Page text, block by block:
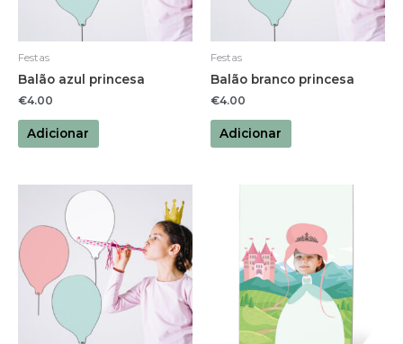
Festas
Balão azul princesa
€4.00
Adicionar
Festas
Balão branco princesa
€4.00
Adicionar